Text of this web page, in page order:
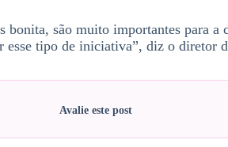
são muito importantes para
esse tipo de iniciativa”, diz o diretor
Avalie este post